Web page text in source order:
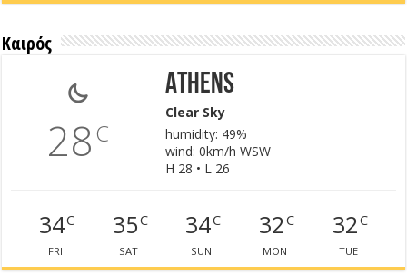
Καιρός
28C
Athens
Clear Sky
humidity: 49%
wind: 0km/h WSW
H 28 • L 26
34C
FRI
35C
SAT
34C
SUN
32C
MON
32C
TUE